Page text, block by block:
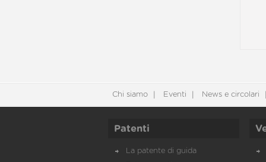
Chi siamo Eventi News e circolari
Patenti
La patente di guida